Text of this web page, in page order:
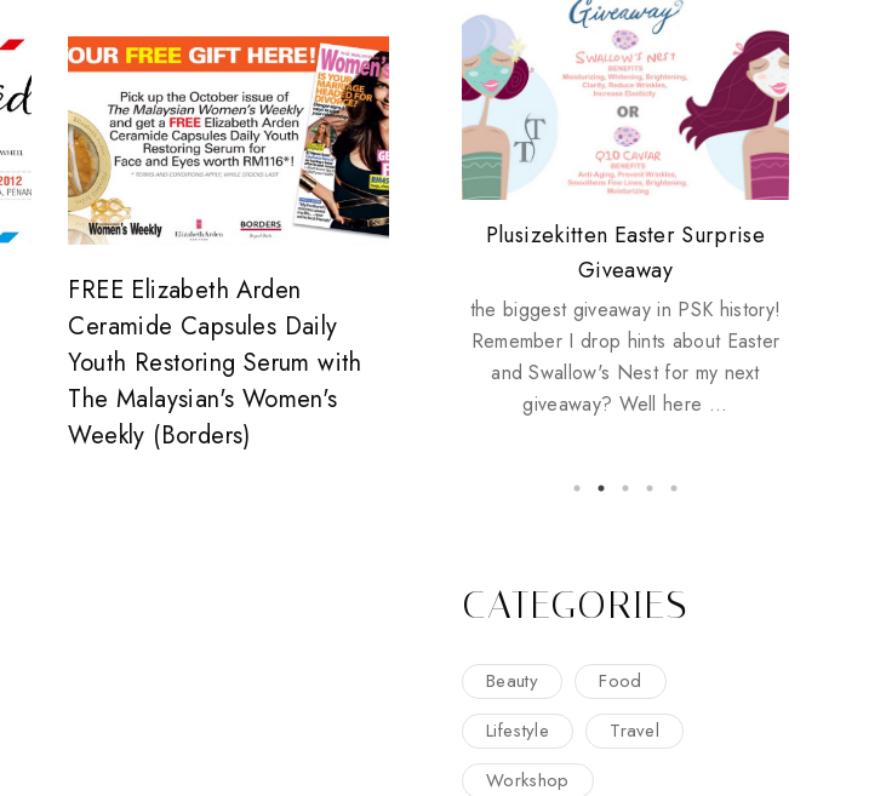
FREE Elizabeth Arden
Ceramide Capsules Daily
Youth Restoring Serum with
The Malaysian's Women's
Weekly (Borders)
Review: Tsuya Tsuya Angel Eyes
Plusizekitten Easter Surprise
Giveaway
the biggest giveaway in PSK history!
Remember I drop hints about Easter
and Swallow's Nest for my next
giveaway? Well here ...
My take on Chicken Wings &
House Husbands
Standing Up For Myself
Come & Be K.I.S.S.ed by
Kinerase!
CATEGORIES
Beauty
Food
Lifestyle
Travel
Workshop